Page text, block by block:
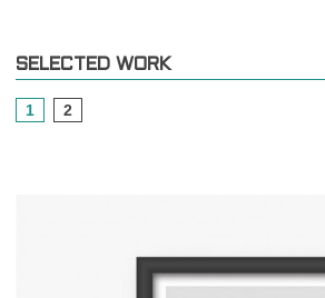
SELECTED WORK
1 2